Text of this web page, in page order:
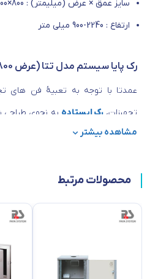
سایز عمق × عرض (میلیمتر) : 800×800
ارتفاع : 2240-900 میلی متر
رک پایا سیستم مدل تتا (عرض 800 عمق 800)
عمدتا با توجه به تعبیۀ فن های
تجهیزات،رک ایستاده به نحوی طراحی
شبکهوارد شود و پس از توزیع در
صورت طبیعی به سمت بالا حرکت
بالای رک خارج شود. عموماً این
(Small) و یا متوسط (Medium) کاربری دارند.
ویژگی‌های رک پایا سیستم مدل تتا (عرض
مشاهده بیشتر
محصولات مرتبط